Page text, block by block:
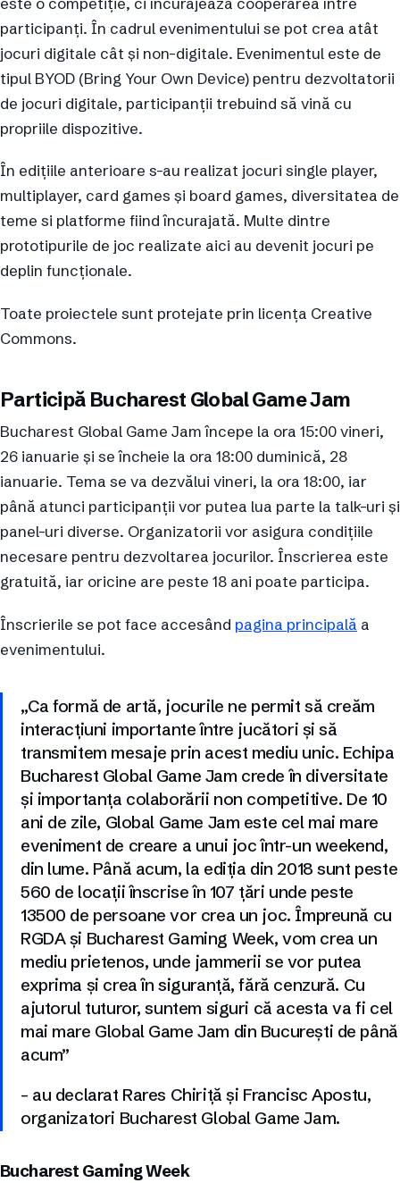
participanți. În cadrul evenimentului se pot crea atât
jocuri digitale cât și non-digitale. Evenimentul este de
tipul BYOD (Bring Your Own Device) pentru dezvoltatorii
de jocuri digitale, participanții trebuind să vină cu
propriile dispozitive.
În edițiile anterioare s-au realizat jocuri single player,
multiplayer, card games și board games, diversitatea de
teme si platforme fiind încurajată. Multe dintre
prototipurile de joc realizate aici au devenit jocuri pe
deplin funcționale.
Toate proiectele sunt protejate prin licența Creative
Commons.
Participă Bucharest Global Game Jam
Bucharest Global Game Jam începe la ora 15:00 vineri,
26 ianuarie și se încheie la ora 18:00 duminică, 28
ianuarie. Tema se va dezvălui vineri, la ora 18:00, iar
până atunci participanții vor putea lua parte la talk-uri și
panel-uri diverse. Organizatorii vor asigura condițiile
necesare pentru dezvoltarea jocurilor. Înscrierea este
gratuită, iar oricine are peste 18 ani poate participa.
Înscrierile se pot face accesând pagina principală a
evenimentului.
„Ca formă de artă, jocurile ne permit să creăm
interacțiuni importante între jucători și să
transmitem mesaje prin acest mediu unic. Echipa
Bucharest Global Game Jam crede în diversitate
și importanța colaborării non competitive. De 10
ani de zile, Global Game Jam este cel mai mare
eveniment de creare a unui joc într-un weekend,
din lume. Până acum, la ediția din 2018 sunt peste
560 de locații înscrise în 107 țări unde peste
13500 de persoane vor crea un joc. Împreună cu
RGDA și Bucharest Gaming Week, vom crea un
mediu prietenos, unde jammerii se vor putea
exprima și crea în siguranță, fără cenzură. Cu
ajutorul tuturor, suntem siguri că acesta va fi cel
mai mare Global Game Jam din București de până
acum”
– au declarat Rares Chiriță și Francisc Apostu,
organizatori Bucharest Global Game Jam.
Bucharest Gaming Week